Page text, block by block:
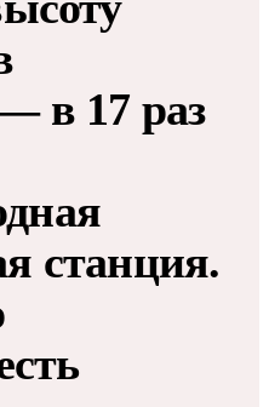
в 17 раз
станция.